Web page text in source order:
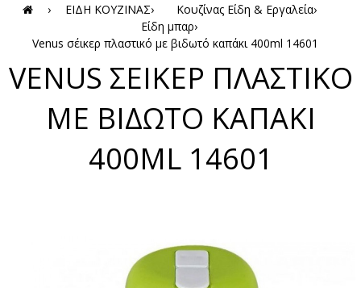
› ΕΙΔΗ ΚΟΥΖΙΝΑΣ› Κουζίνας Είδη & Εργαλεία›
Είδη μπαρ›
Venus σέικερ πλαστικό με βιδωτό καπάκι 400ml 14601
VENUS ΣΕΙΚΕΡ ΠΛΑΣΤΙΚΟ
ΜΕ ΒΙΔΩΤΟ ΚΑΠΑΚΙ
400ML 14601